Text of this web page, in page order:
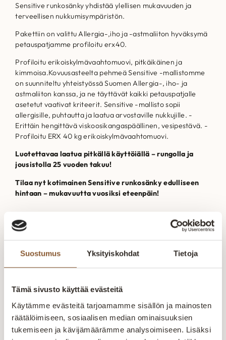
Suostumus Yksityiskohdat Tietoja
Tämä sivusto käyttää evästeitä
Käytämme evästeitä tarjoamamme sisällön ja mainosten
räätälöimiseen, sosiaalisen median ominaisuuksien
tukemiseen ja kävijämäärämme analysoimiseen. Lisäksi
Sensitive runkosänky yhdistää ylellisen mukavuuden ja
terveellisen nukkumisympäristön.
Pakettiin on valittu Allergia-,iho ja -astmaliiton hyväksymä
petauspatjamme profiloitu erx40.
Profiloitu erikoiskylmävaahtomuovi, pitkäikäinen ja
kimmoisa.Kovuusasteelta pehmeä Sensitive -mallistomme
on suunniteltu yhteistyössä Suomen Allergia-, iho- ja
astmaliiton kanssa, ja ne täyttävät kaikki petauspatjalle
asetetut vaativat kriteerit. Sensitive -mallisto sopii
allergisille, puhtautta ja laatua arvostaville nukkujille. -
Erittäin hengittävä viskoosikangaspäällinen, vesipestävä. -
Profiloitu ERX 40 kg erikoiskylmävaahtomuovi.
Luotettavaa laatua pitkällä käyttöiällä – rungolla ja
jousistolla 25 vuoden takuu!
Tilaa nyt kotimainen Sensitive runkosänky edulliseen
hintaan – mukavuutta vuosiksi eteenpäin!
Tekniset tiedot
Kangas
Voisit olla kiinnostunut myös näistä